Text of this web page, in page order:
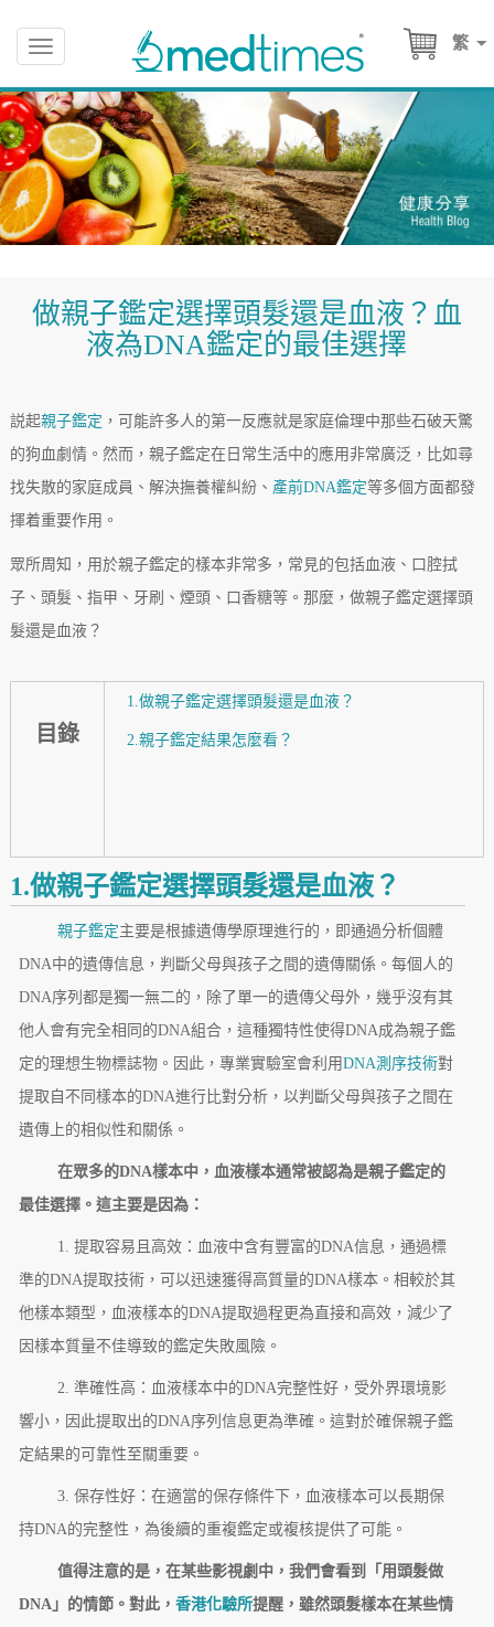
繁
Toggle
navigation
做親子鑑定選擇頭髮還是血液？血
液為DNA鑑定的最佳選擇
説起親子鑑定 ，可能許多人的第一反應就是家庭倫理中那些石破天驚
的狗血劇情。然而，親子鑑定在日常生活中的應用非常廣泛，比如尋
找失散的家庭成員、解決撫養權糾紛、 產前DNA鑑定等多個方面都發
揮着重要作用。
眾所周知，用於親子鑑定的樣本非常多，常見的包括血液、口腔拭
子、頭髮、指甲、牙刷、煙頭、口香糖等。那麼，做親子鑑定選擇頭
髮還是血液？
目錄
1.做親子鑑定選擇頭髮還是血液？
2.親子鑑定結果怎麼看？
1.做親子鑑定選擇頭髮還是血液？
親子鑑定主要是根據遺傳學原理進行的，即通過分析個體
DNA中的遺傳信息，判斷父母與孩子之間的遺傳關係。每個人的
DNA序列都是獨一無二的，除了單一的遺傳父母外，幾乎沒有其
他人會有完全相同的DNA組合，這種獨特性使得DNA成為親子鑑
定的理想生物標誌物。因此，專業實驗室會利用DNA測序技術對
提取自不同樣本的DNA進行比對分析，以判斷父母與孩子之間在
遺傳上的相似性和關係。
在眾多的DNA樣本中，血液樣本通常被認為是親子鑑定的
最佳選擇。這主要是因為：
1. 提取容易且高效：血液中含有豐富的DNA信息，通過標
準的DNA提取技術，可以迅速獲得高質量的DNA樣本。相較於其
他樣本類型，血液樣本的DNA提取過程更為直接和高效，減少了
因樣本質量不佳導致的鑑定失敗風險。
2. 準確性高：血液樣本中的DNA完整性好，受外界環境影
響小，因此提取出的DNA序列信息更為準確。這對於確保親子鑑
定結果的可靠性至關重要。
3. 保存性好：在適當的保存條件下，血液樣本可以長期保
持DNA的完整性，為後續的重複鑑定或複核提供了可能。
值得注意的是，在某些影視劇中，我們會看到「用頭髮做
DNA」的情節。對此， 香港化驗所提醒，雖然頭髮樣本在某些情